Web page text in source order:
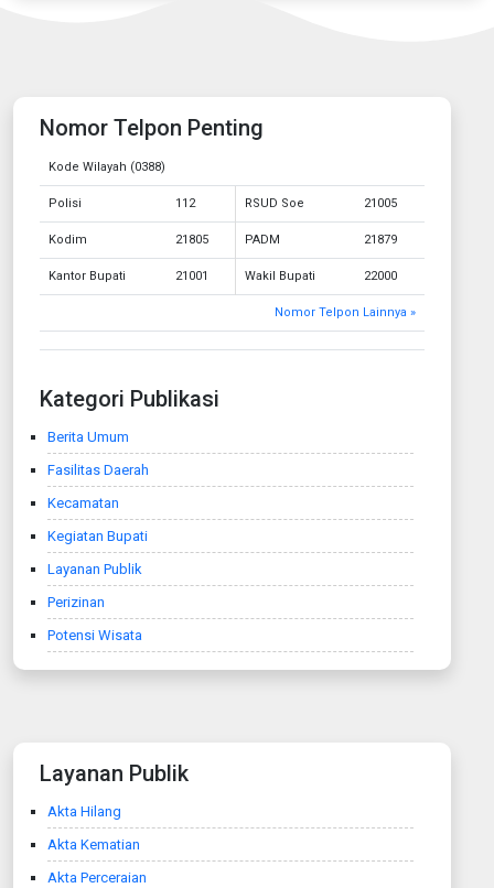
Nomor Telpon Penting
Kode Wilayah (0388)
Polisi 112 RSUD Soe 21005
Kodim 21805 PADM 21879
Kantor Bupati 21001 Wakil Bupati 22000
Nomor Telpon Lainnya »
Kategori Publikasi
Berita Umum
Fasilitas Daerah
Kecamatan
Kegiatan Bupati
Layanan Publik
Perizinan
Potensi Wisata
Layanan Publik
Akta Hilang
Akta Kematian
Akta Perceraian